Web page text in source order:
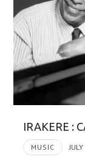
IRAKERE :
MUSIC